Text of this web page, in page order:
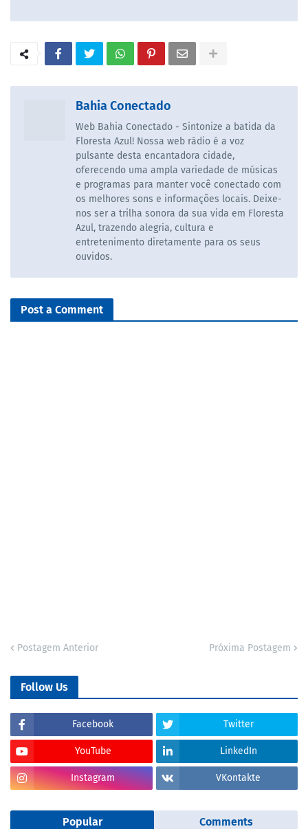
Bahia Conectado
Web Bahia Conectado - Sintonize a batida da
Floresta Azul! Nossa web rádio é a voz
pulsante desta encantadora cidade,
oferecendo uma ampla variedade de músicas
e programas para manter você conectado com
os melhores sons e informações locais. Deixe-
nos ser a trilha sonora da sua vida em Floresta
Azul, trazendo alegria, cultura e
entretenimento diretamente para os seus
ouvidos.
Post a Comment
Postagem Anterior Próxima Postagem
Follow Us
Facebook Twitter
YouTube LinkedIn
Instagram VKontakte
Popular Comments